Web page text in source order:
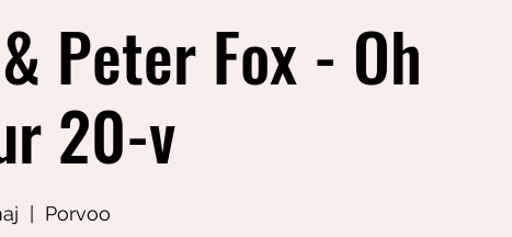
Peter Fox - Oh
20-v
Porvoo